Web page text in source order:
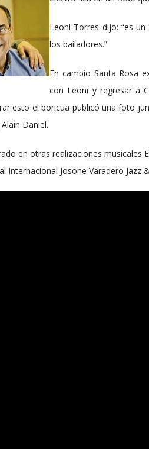
Leoni Torres dijo: “es
los bailadores.”
En cambio Santa Rosa
con Leoni y regresar a
esto el boricua publicó una foto
Daniel.
en otras realizaciones musicales
Internacional Josone Varadero Jazz